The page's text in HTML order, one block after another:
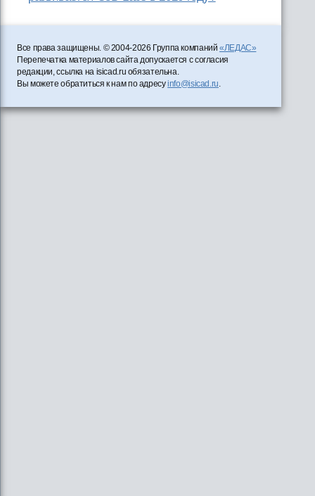
Все права защищены. © 2004-2026 Группа компаний«ЛЕДАС»
Перепечатка материалов сайта допускается с согласия
редакции, ссылка на isicad.ru обязательна.
Вы можете обратиться к нам по адресуinfo@isicad.ru